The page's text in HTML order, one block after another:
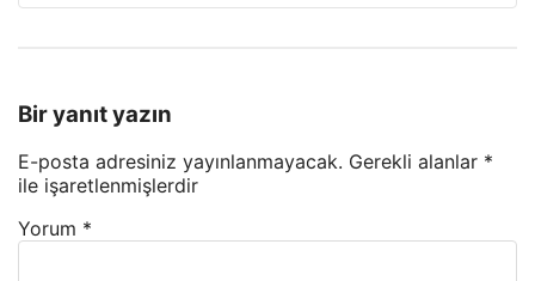
Bir yanıt yazın
E-posta adresiniz yayınlanmayacak. Gerekli alanlar *
ile işaretlenmişlerdir
Yorum *